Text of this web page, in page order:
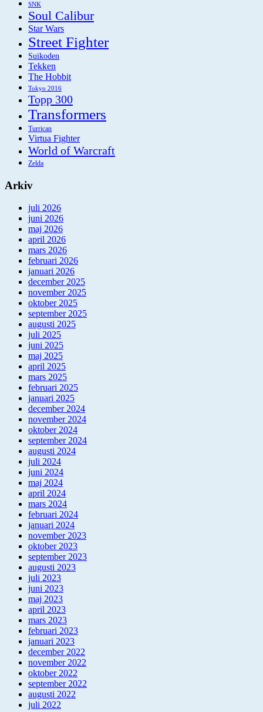
SNK
Soul Calibur
Star Wars
Street Fighter
Suikoden
Tekken
The Hobbit
Tokyo 2016
Topp 300
Transformers
Turrican
Virtua Fighter
World of Warcraft
Zelda
Arkiv
juli 2026
juni 2026
maj 2026
april 2026
mars 2026
februari 2026
januari 2026
december 2025
november 2025
oktober 2025
september 2025
augusti 2025
juli 2025
juni 2025
maj 2025
april 2025
mars 2025
februari 2025
januari 2025
december 2024
november 2024
oktober 2024
september 2024
augusti 2024
juli 2024
juni 2024
maj 2024
april 2024
mars 2024
februari 2024
januari 2024
november 2023
oktober 2023
september 2023
augusti 2023
juli 2023
juni 2023
maj 2023
april 2023
mars 2023
februari 2023
januari 2023
december 2022
november 2022
oktober 2022
september 2022
augusti 2022
juli 2022